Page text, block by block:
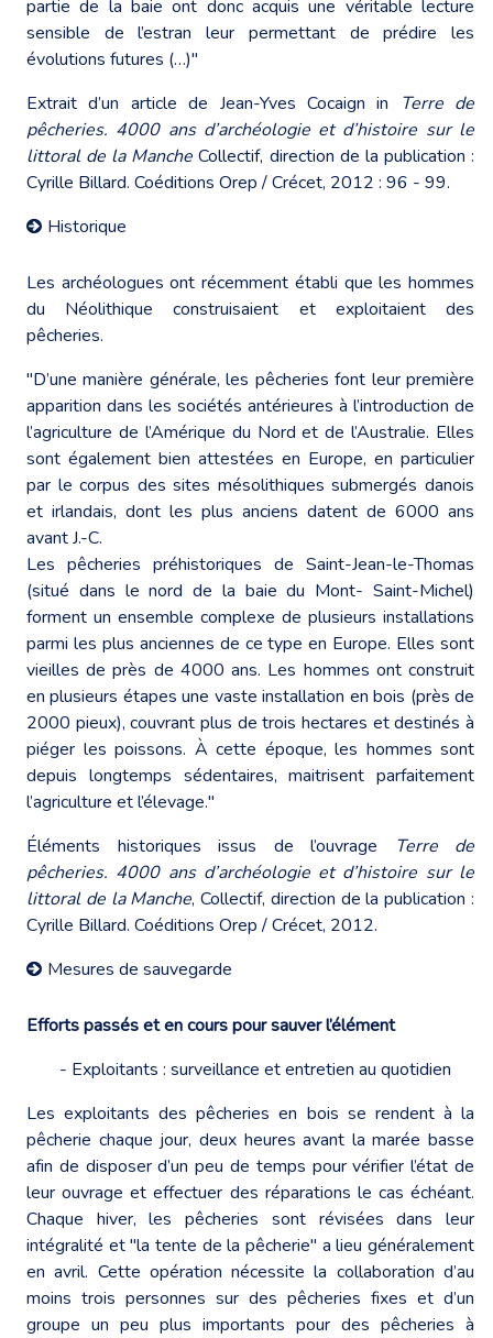
partie de la baie ont donc acquis une véritable lecture
sensible de l’estran leur permettant de prédire les
évolutions futures (…)"
Extrait d’un article de Jean-Yves Cocaign in
Terre de
pêcheries. 4000 ans d’archéologie et d’histoire sur le
littoral de la Manche Collectif, direction de la publication :
Cyrille Billard. Coéditions Orep / Crécet, 2012 : 96 - 99.
Historique
Les archéologues ont récemment établi que les hommes
du Néolithique construisaient et exploitaient des
pêcheries.
"D’une manière générale, les pêcheries font leur première
apparition dans les sociétés antérieures à l’introduction de
l’agriculture de l’Amérique du Nord et de l’Australie. Elles
sont également bien attestées en Europe, en particulier
par le corpus des sites mésolithiques submergés danois
et irlandais, dont les plus anciens datent de 6000 ans
avant J.-C.
Les pêcheries préhistoriques de Saint-Jean-le-Thomas
(situé dans le nord de la baie du Mont- Saint-Michel)
forment un ensemble complexe de plusieurs installations
parmi les plus anciennes de ce type en Europe. Elles sont
vieilles de près de 4000 ans. Les hommes ont construit
en plusieurs étapes une vaste installation en bois (près de
2000 pieux), couvrant plus de trois hectares et destinés à
piéger les poissons. À cette époque, les hommes sont
depuis longtemps sédentaires, maitrisent parfaitement
l’agriculture et l’élevage."
Éléments historiques issus de l’ouvrage
Terre de
pêcheries. 4000 ans d’archéologie et d’histoire sur le
littoral de la Manche, Collectif, direction de la publication :
Cyrille Billard. Coéditions Orep / Crécet, 2012.
Mesures de sauvegarde
Efforts passés et en cours pour sauver l’élément
- Exploitants : surveillance et entretien au quotidien
Les exploitants des pêcheries en bois se rendent à la
pêcherie chaque jour, deux heures avant la marée basse
afin de disposer d’un peu de temps pour vérifier l’état de
leur ouvrage et effectuer des réparations le cas échéant.
Chaque hiver, les pêcheries sont révisées dans leur
intégralité et "la tente de la pêcherie" a lieu généralement
en avril. Cette opération nécessite la collaboration d’au
moins trois personnes sur des pêcheries fixes et d’un
groupe un peu plus importants pour des pêcheries à